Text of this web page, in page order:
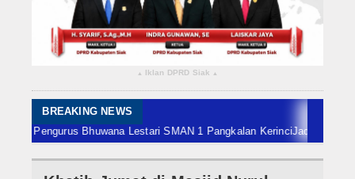
Indragiri Hulu
Kuansing
Siak
▴ Iklan DPRD Siak ▴
BREAKING NEWS
Bhuwana Lestari SMAN 1 Pangkalan Kerinci Jadi Finalis ADLG